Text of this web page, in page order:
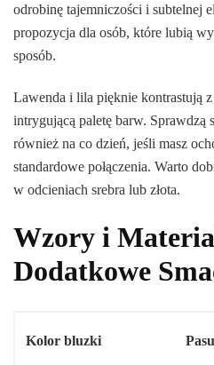
odrobinę tajemniczości i subtelnej
propozycja dla osób, które lubią
sposób.
Lawenda i lila pięknie kontrastują z
intrygującą paletę barw. Sprawdzą
również na co dzień, jeśli masz
standardowe połączenia. Warto
w odcieniach srebra lub złota.
Wzory i
Dodatkowe
Kolor bluzki